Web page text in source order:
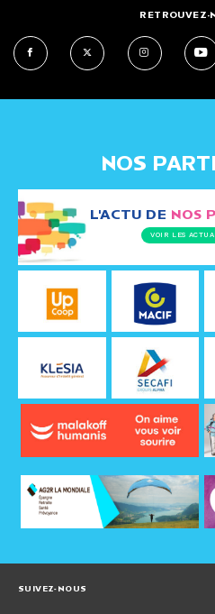
RETROUVEZ-
NOS
L'ACTU DE NOS
VOIR LES
SUIVEZ-NOUS